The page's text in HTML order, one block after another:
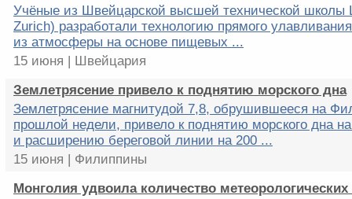
Учёные из Швейцарской высшей технической школы
Zurich) разработали технологию прямого улавливания
из атмосферы на основе пищевых ...
15 июня | Швейцария
Землетрясение привело к поднятию морского дна
Землетрясение магнитудой 7,8, обрушившееся на
прошлой недели, привело к поднятию морского дна
и расширению береговой линии на 200 ...
15 июня | Филиппины
Монголия удвоила количество метеорологических